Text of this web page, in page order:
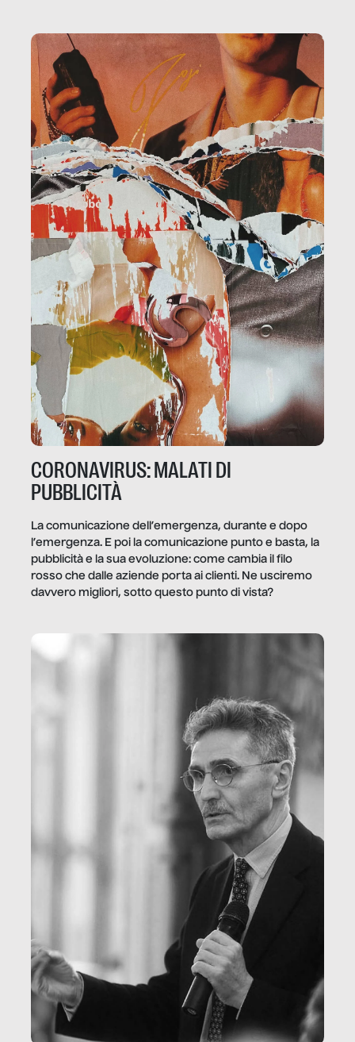
CORONAVIRUS: MALATI DI
PUBBLICITÀ
La comunicazione dell’emergenza, durante e dopo
l’emergenza. E poi la comunicazione punto e basta, la
pubblicità e la sua evoluzione: come cambia il filo
rosso che dalle aziende porta ai clienti. Ne usciremo
davvero migliori, sotto questo punto di vista?